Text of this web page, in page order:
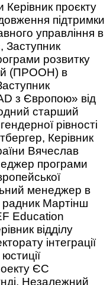
Керівник проєкту
підтримки
управління в
Заступник
розвитку
(ПРООН) в
з Європою» від
старший
рівності
Керівник
Вячеслав
програми
менеджер в
радник Мартінш
Education
відділу
інтеграції
ЄС
Незалежний